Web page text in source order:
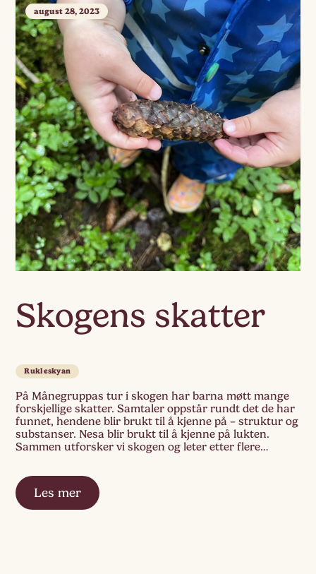
Skogens skatter
august 28, 2023
Rukleskyan
På Månegruppas tur i skogen har barna møtt mange
forskjellige skatter. Samtaler oppstår rundt det de har
funnet, hendene blir brukt til å kjenne på – struktur og
substanser. Nesa blir brukt til å kjenne på lukten.
Sammen utforsker vi skogen og leter etter flere
Les mer